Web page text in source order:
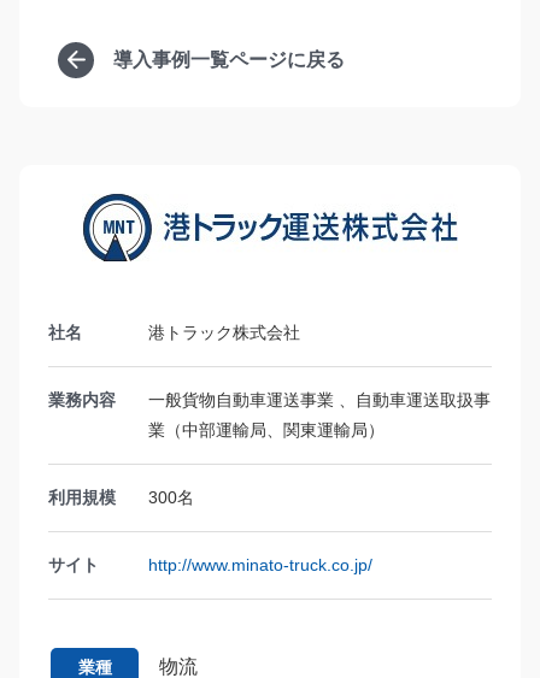
導入事例一覧ページに戻る
社名 港トラック株式会社
業務内容
一般貨物自動車運送事業 、自動車運送取扱事
業（中部運輸局、関東運輸局）
利用規模 300名
サイト http://www.minato-truck.co.jp/
業種 物流